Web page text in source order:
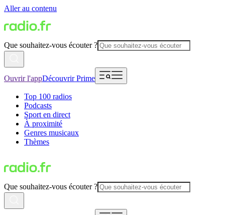
Aller au contenu
Que souhaitez-vous écouter ?
Ouvrir l'appDécouvrir Prime
Top 100 radios
Podcasts
Sport en direct
À proximité
Genres musicaux
Thèmes
Que souhaitez-vous écouter ?